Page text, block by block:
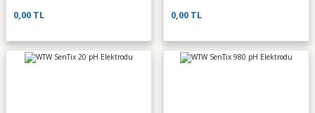
0,00 TL 0,00 TL